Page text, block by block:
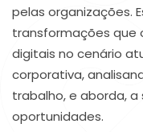
pelas organizações.
transformações que
digitais no cenário
corporativa,
trabalho, e aborda, a
oportunidades.